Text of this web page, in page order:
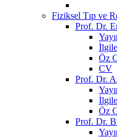
Fiziksel Tıp ve
Prof. Dr.
Öz
CV
Prof. Dr.
Öz
Prof. Dr.